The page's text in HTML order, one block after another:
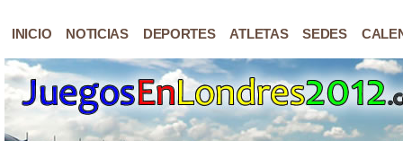
INICIO NOTICIAS DEPORTES ATLETAS SEDES